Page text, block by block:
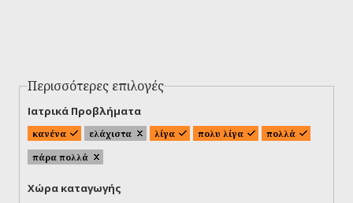
Περισσότερες επιλογές
Ιατρικά Προβλήματα
κανένα ελάχιστα λίγα πολυ λίγα
πολλά
πάρα πολλά
Χώρα καταγωγής